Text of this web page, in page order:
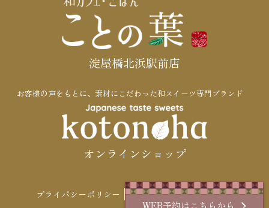
WEB予約はこちらから
淀屋橋北浜駅前店
お客様の声をもとに、素材にこだわった和スイーツ専門ブランド
オンラインショップ
プライバシーポリシー お問い合わせ COMPANY